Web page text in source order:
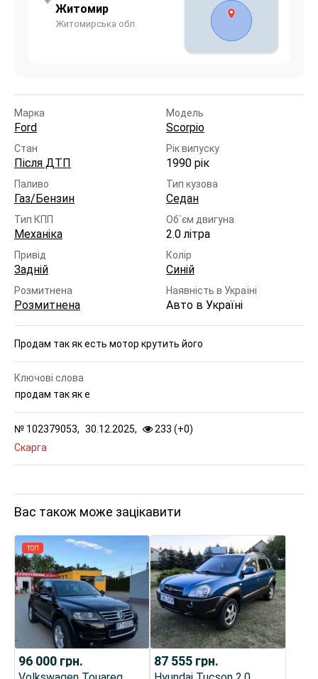
Житомир
Житомирська обл.
Марка
Ford
Модель
Scorpio
Стан
Після ДТП
Рік випуску
1990 рік
Паливо
Газ/Бензин
Тип кузова
Седан
Тип КПП
Механіка
Об`єм двигуна
2.0 літра
Привід
Задній
Колір
Синій
Розмитнена
Розмитнена
Наявність в Україні
Авто в Україні
Продам так як есть мотор крутить його
№ 102379053, 30.12.2025, 233 (+0)
Скарга
Ключові слова
продам так як е
Вас також може зацікавити
ТОП
96 000 грн. 87 555 грн.